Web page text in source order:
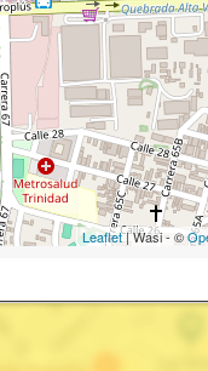
Leaflet| Wasi - ©